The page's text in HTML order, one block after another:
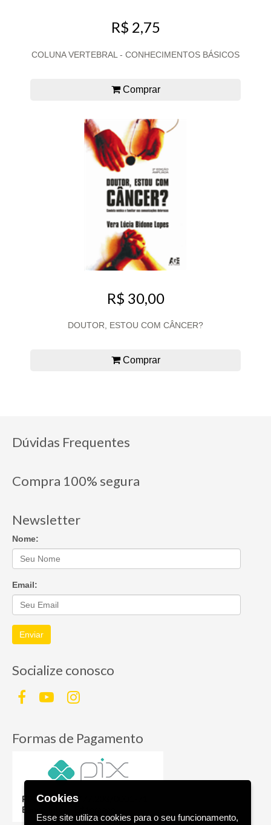
R$ 2,75
COLUNA VERTEBRAL - CONHECIMENTOS BÁSICOS
Comprar
R$ 30,00
DOUTOR, ESTOU COM CÂNCER?
Comprar
Dúvidas Frequentes
Compra 100% segura
Newsletter
Nome:
Email:
Enviar
Socialize conosco
Formas de Pagamento
Cookies
Esse site utiliza cookies para o seu funcionamento,